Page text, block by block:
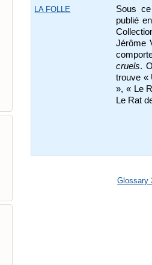
LA FOLLE
Sous
publié
Jérôme
cruels.
trouve «
», « Le
Le Rat
Glossary